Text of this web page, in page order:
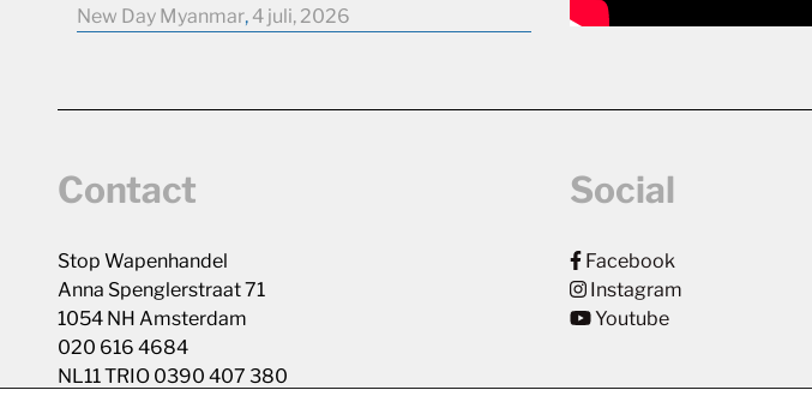
New Day Myanmar, 4 juli, 2026
Contact
Stop Wapenhandel
Anna Spenglerstraat 71
1054 NH Amsterdam
020 616 4684
NL11 TRIO 0390 407 380
Social
Facebook
Instagram
Youtube